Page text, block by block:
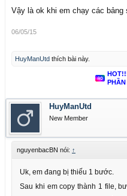
Vậy là ok khi em chạy các bảng
06/05/15
HuyManUtd thích bài này.
HuyManUtd
New Member
nguyenbacBN nói: ↑
Uk, em đang bị thiếu 1 bước.
Sau khi em copy thành 1 file,